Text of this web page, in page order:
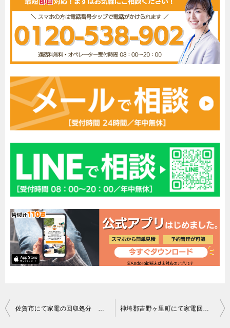
投
佐賀市にて家電の回収処分 お客様の声 神埼郡吉野ヶ里町にて家電回収 お客さまの声